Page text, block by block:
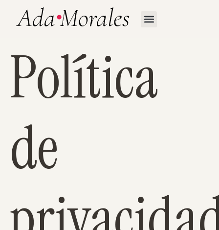
Política
de